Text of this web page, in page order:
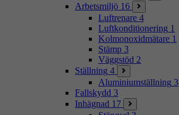
Arbetsmiljö 16
Luftrenare 4
Luftkonditionering 1
Kolmonoxidmätare 1
Stämp 3
Väggstöd 2
Ställning 4
Aluminiumställning 3
Fallskydd 3
Inhägnad 17